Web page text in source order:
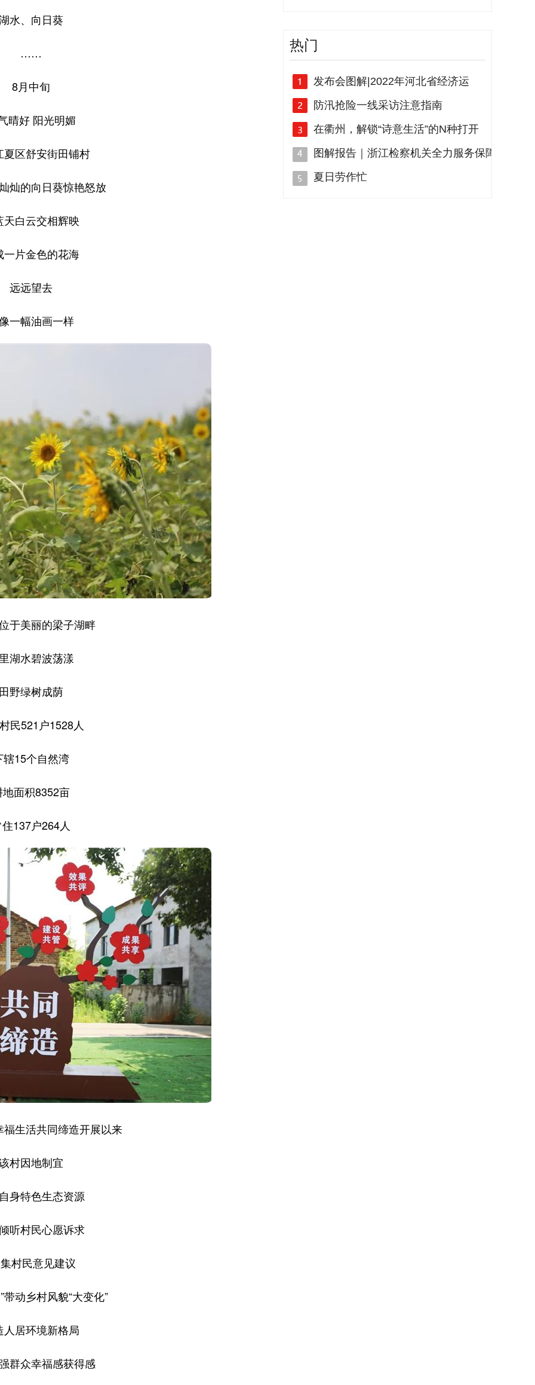
水、向日葵
……
8月中旬
晴好 阳光明媚
夏区舒安街田铺村
灿的向日葵惊艳怒放
天白云交相辉映
一片金色的花海
远远望去
一幅油画一样
于美丽的梁子湖畔
湖水碧波荡漾
野绿树成荫
民521户1528人
辖15个自然湾
地面积8352亩
137户264人
福生活共同缔造开展以来
村因地制宜
身特色生态资源
听村民心愿诉求
村民意见建议
带动乡村风貌“大变化”
人居环境新格局
群众幸福感获得感
热门
发布会图解|2022年河北省经济运
防汛抢险一线采访注意指南
在衢州，解锁“诗意生活”的N种打开
图解报告｜浙江检察机关全力服务保障
夏日劳作忙